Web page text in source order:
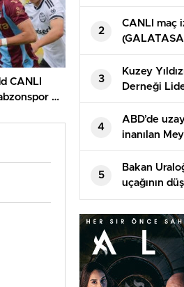
CANLI
Al
öldü
2
CANLI maç
donmadan
maçı
3
Kuzey
Derneği
Öksüz’ün
4
ABD’de
inanılan
koruyor
5
Bakan
uçağının
bizim kaza
hem de
başlatmış